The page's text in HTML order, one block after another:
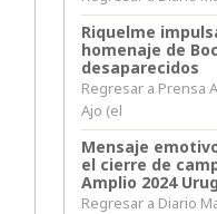
Riquelme
homenaje de
desaparecidos
Regresar a Prensa
Ajo (el
Mensaje
el cierre de
Amplio 2024
Regresar a Diario